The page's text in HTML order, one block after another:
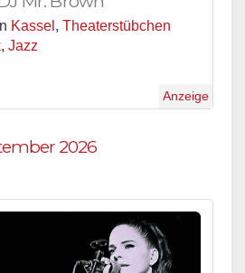
Kassel , Theaterstübchen
, Jazz
Anzeige
2026